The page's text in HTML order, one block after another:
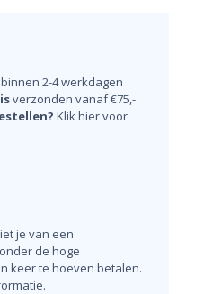
2-4 werkdagen
verzonden vanaf €75,-
Klik hier voor
je van een
de hoge
keer te hoeven betalen.